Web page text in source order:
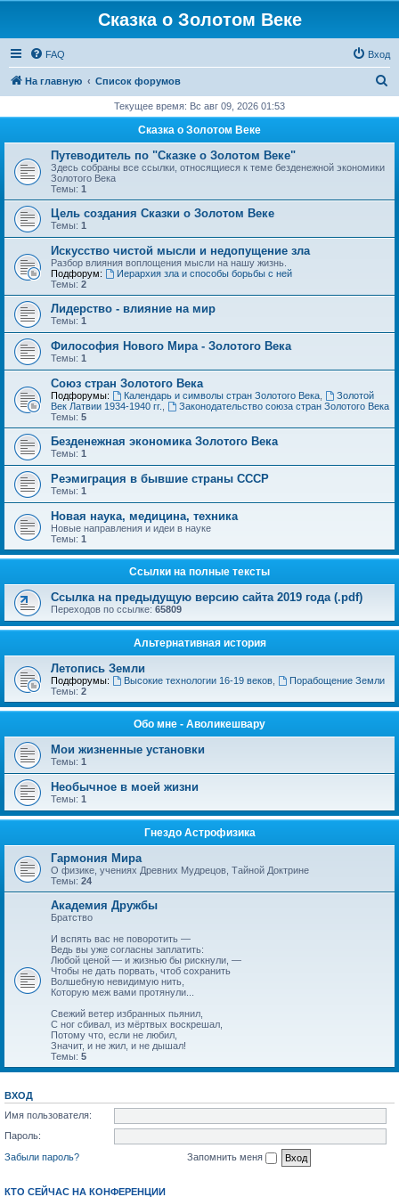
Сказка о Золотом Веке
FAQ Вход
На главную Список форумов
с
Текущее время: Вс авг 09, 2026 01:53
Сказка о Золотом Веке
Путеводитель по "Сказке о Золотом Веке"
Здесь собраны все ссылки, относящиеся к теме безденежной экономики
Золотого Века
Темы: 1
Цель создания Сказки о Золотом Веке
Темы: 1
Искусство чистой мысли и недопущение зла
Разбор влияния воплощения мысли на нашу жизнь.
Подфорум:
Иерархия зла и способы борьбы с ней
Темы: 2
Лидерство - влияние на мир
Темы: 1
Философия Нового Мира - Золотого Века
Темы: 1
Cоюз стран Золотого Века
Подфорумы: Календарь и символы стран Золотого Века,
Золотой
Век Латвии 1934-1940 гг.
Законодательство союза стран Золотого Века
Темы: 5
Безденежная экономика Золотого Века
Темы: 1
Реэмиграция в бывшие страны СССР
Темы: 1
Новая наука, медицина, техника
Новые направления и идеи в науке
Темы: 1
Ссылки на полные тексты
Ссылка на предыдущую версию сайта 2019 года (.pdf)
Переходов по ссылке: 65809
Альтернативная история
Летопись Земли
Подфорумы: Высокие технологии 16-19 веков,
Порабощение Земли
Темы: 2
Обо мне - Аволикешвару
Мои жизненные установки
Темы: 1
Необычное в моей жизни
Темы: 1
Гнездо Астрофизика
Гармония Мира
О физике, учениях Древних Мудрецов, Тайной Доктрине
Темы: 24
Академия Дружбы
Братство
И вспять вас не поворотить —
Ведь вы уже согласны заплатить:
Любой ценой — и жизнью бы рискнули, —
Чтобы не дать порвать, чтоб сохранить
Волшебную невидимую нить,
Которую меж вами протянули...
Свежий ветер избранных пьянил,
С ног сбивал, из мёртвых воскрешал,
Потому что, если не любил,
Значит, и не жил, и не дышал!
Темы: 5
ВХОД
Имя пользователя:
Пароль:
Забыли пароль?
Запомнить меня
КТО СЕЙЧАС НА КОНФЕРЕНЦИИ